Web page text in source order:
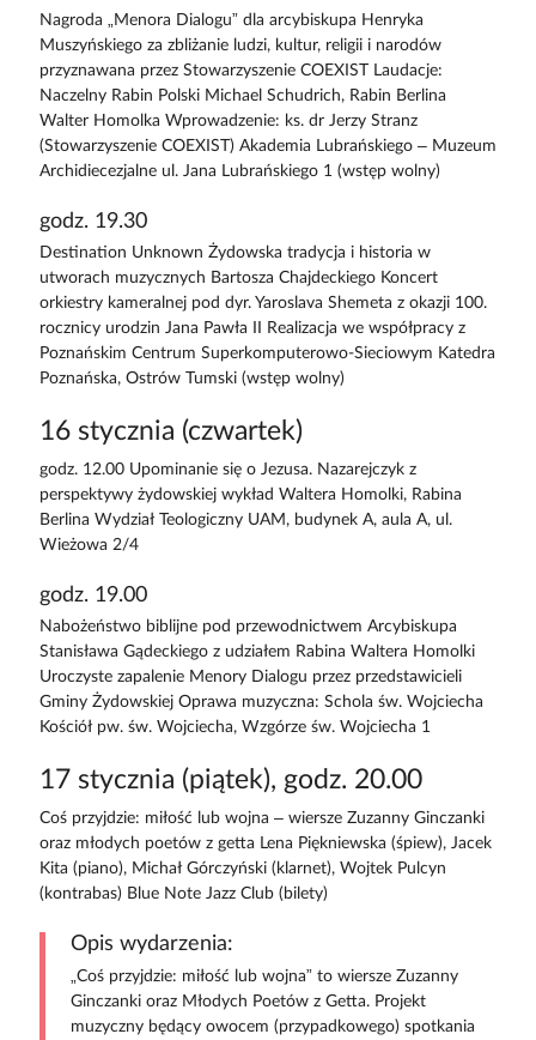
Nagroda „Menora Dialogu” dla arcybiskupa Henryka
Muszyńskiego za zbliżanie ludzi, kultur, religii i narodów
przyznawana przez Stowarzyszenie COEXIST Laudacje:
Naczelny Rabin Polski Michael Schudrich, Rabin Berlina
Walter Homolka Wprowadzenie: ks. dr Jerzy Stranz
(Stowarzyszenie COEXIST) Akademia Lubrańskiego – Muzeum
Archidiecezjalne ul. Jana Lubrańskiego 1 (wstęp wolny)
godz. 19.30
Destination Unknown Żydowska tradycja i historia w
utworach muzycznych Bartosza Chajdeckiego Koncert
orkiestry kameralnej pod dyr. Yaroslava Shemeta z okazji 100.
rocznicy urodzin Jana Pawła II Realizacja we współpracy z
Poznańskim Centrum Superkomputerowo-Sieciowym Katedra
Poznańska, Ostrów Tumski (wstęp wolny)
16 stycznia (czwartek)
godz. 12.00 Upominanie się o Jezusa. Nazarejczyk z
perspektywy żydowskiej wykład Waltera Homolki, Rabina
Berlina Wydział Teologiczny UAM, budynek A, aula A, ul.
Wieżowa 2/4
godz. 19.00
Nabożeństwo biblijne pod przewodnictwem Arcybiskupa
Stanisława Gądeckiego z udziałem Rabina Waltera Homolki
Uroczyste zapalenie Menory Dialogu przez przedstawicieli
Gminy Żydowskiej Oprawa muzyczna: Schola św. Wojciecha
Kościół pw. św. Wojciecha, Wzgórze św. Wojciecha 1
17 stycznia (piątek), godz. 20.00
Coś przyjdzie: miłość lub wojna – wiersze Zuzanny Ginczanki
oraz młodych poetów z getta Lena Piękniewska (śpiew), Jacek
Kita (piano), Michał Górczyński (klarnet), Wojtek Pulcyn
(kontrabas) Blue Note Jazz Club (bilety)
Opis wydarzenia:
„Coś przyjdzie: miłość lub wojna” to wiersze Zuzanny
Ginczanki oraz Młodych Poetów z Getta. Projekt
muzyczny będący owocem (przypadkowego) spotkania